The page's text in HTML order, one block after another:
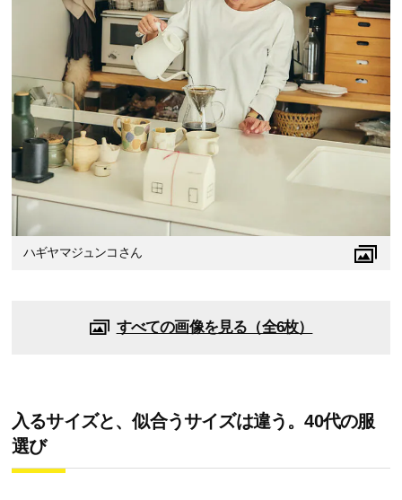
ハギヤマジュンコさん
すべての画像を見る（全6枚）
入るサイズと、似合うサイズは違う。40代の服
選び